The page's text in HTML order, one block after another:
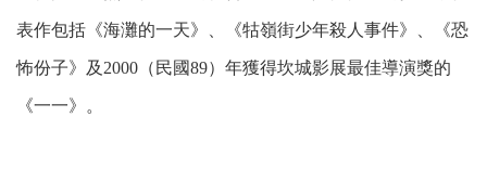
表作包括《海灘的一天》、《牯嶺街少年殺人事件》、《恐
怖份子》及2000（民國89）年獲得坎城影展最佳導演獎的
《一一》。